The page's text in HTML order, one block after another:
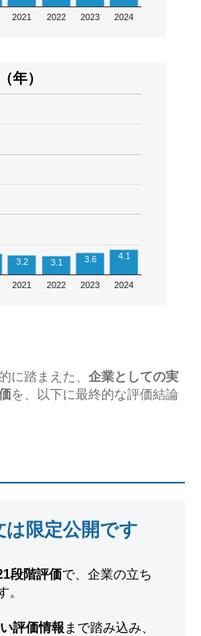
2021 2022 2023 2024
年）
2021 2022 2023 2024
3.2 3.1 3.6 4.1
に踏まえた、 企業としての実
を、以下に最終的な評価結論
は限定公開です
段階評価で、企業の立ち
。
評価情報 まで踏み込み、